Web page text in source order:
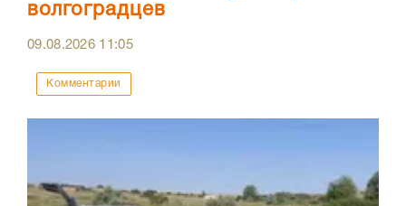
волгоградцев
09.08.2026 11:05
Комментарии